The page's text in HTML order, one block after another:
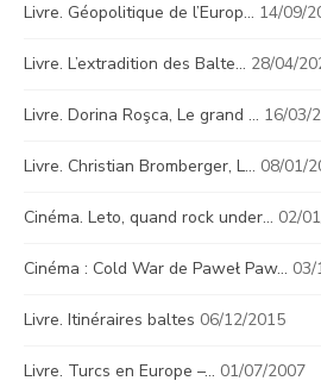
Livre. Géopolitique de l’Europ… 14/09/
Livre. L’extradition des Balte… 28/04/
Livre. Dorina Roşca, Le grand … 16/03/
Livre. Christian Bromberger, L… 08/01/
Cinéma. Leto, quand rock under… 02/
Cinéma : Cold War de Paweł Paw…
Livre. Itinéraires baltes 06/12/2015
Livre. Turcs en Europe –… 01/07/2007